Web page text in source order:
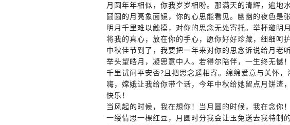
月圆年年相似，你我岁岁相盼。那满天的清辉，遍地
圆圆的月亮象面镜，你的心思能看见。幽幽的夜色是
明月千里难以触摸，对你的思念无处寄托。举杯邀明
将我的真心，放在你的手心，愿你好好珍藏，细细呵护
中秋佳节到了，我要把一年来对你的思念诉说给月老听
举头望皓月，凝思意中人。若得尔陪伴，一生终无憾！
千里试问平安否?且把思念遥相寄。绵绵爱意与关怀
嗨，嫦娥让我给你带个话，今年中秋给她留点月饼渣
快乐！
当风起的时候，我在想你！当月圆的时候，我在念你
一缕情思一棵红豆，月圆时分我会让玉兔送去我特制